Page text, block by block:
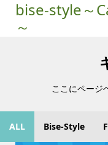
bise-style～
～
ここにページ
ALL Bise-Style